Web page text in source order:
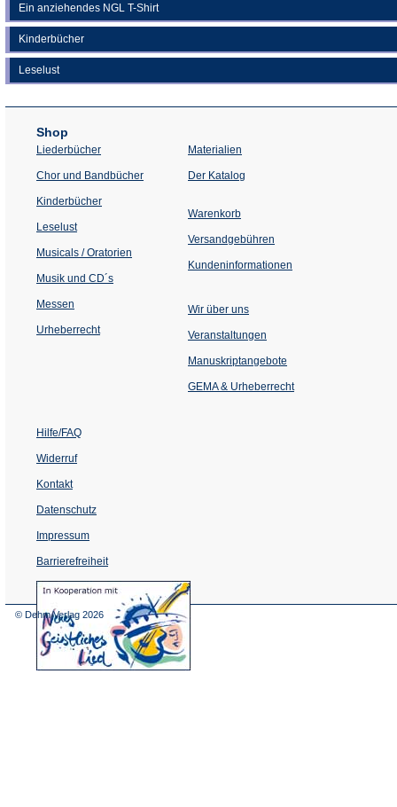
Ein anziehendes NGL T-Shirt
Kinderbücher
Leselust
Shop
Liederbücher
Chor und Bandbücher
Kinderbücher
Leselust
Musicals / Oratorien
Musik und CD´s
Messen
Urheberrecht
Materialien
Der Katalog
Warenkorb
Versandgebühren
Kundeninformationen
Wir über uns
Veranstaltungen
einem
Tab)
Manuskriptangebote
GEMA & Urheberrecht
Hilfe/FAQ
Widerruf
Kontakt
Datenschutz
Impressum
Barrierefreiheit
(Öffnet
in
© Dehm Verlag 2026